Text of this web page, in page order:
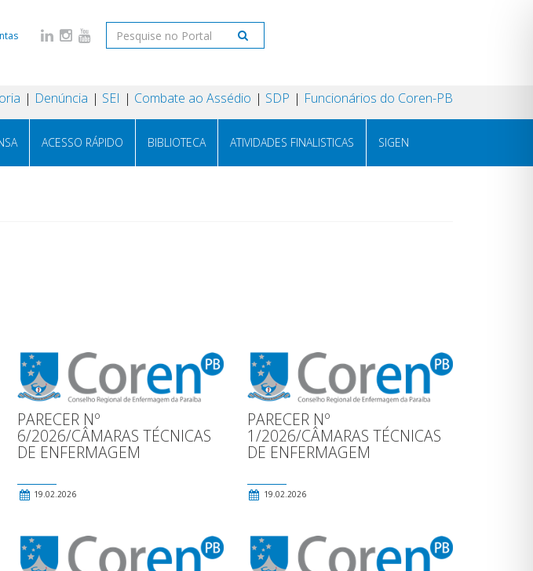
Denúncia SEI Combate ao Assédio SDP Funcionários do Coren-PB
ACESSO RÁPIDO BIBLIOTECA ATIVIDADES FINALISTICAS SIGEN
PARECER Nº
6/2026/CÂMARAS TÉCNICAS
DE ENFERMAGEM
19.02.2026
PARECER Nº
1/2026/CÂMARAS TÉCNICAS
DE ENFERMAGEM
19.02.2026